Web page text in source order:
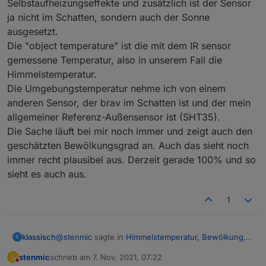
verschmiert. Schön ist wirklich anders
aber ich
mußte die Dose nach dem Anschließen auf der zu
gestanden nicht, daß das so lange hält. Eine schöne
Edelstahldurchführung liegt schon seit >2 Jahren
bereit. Aber so lange es funktioniert, bleibt es. Die
Vögel auf den Dach wird es nicht stören.
Etwas mehr zur Theorie der Himmelstemperatur und
der virtuellen Himmelstemperatur sowie die
Ableitung der Formel
Cloudage = 1 - (T_amb - T_sky)/20
zur Berechnung des Gesamtbedeckungsgrades
(Bewölkung) habe ich ebenfalls imHM-Forum
beschrieben.
Bitte beachten: Ich bin kein Meteorologe und habe
mir das einfach zusammengelesen, eine vereinfachte
und plausibilisiert. Wenn sich jemand damit besser
Selbstaufheizungseffekte und zusätzlich ist der Sensor
ja nicht im Schatten, sondern auch der Sonne
ausgesetzt.
Die "object temperature" ist die mit dem IR sensor
gemessene Temperatur, also in unserem Fall die
Himmelstemperatur.
Die Umgebungstemperatur nehme ich von einem
anderen Sensor, der brav im Schatten ist und der mein
allgemeiner Referenz-Außensensor ist (SHT35).
Die Sache läuft bei mir noch immer und zeigt auch den
geschätzten Bewölkungsgrad an. Auch das sieht noch
immer recht plausibel aus. Derzeit gerade 100% und so
sieht es auch aus.
1
K klassisch@stenmic sagte in Himmelstemperatur, Bewölkung,
S stenmicschrieb am 7. Nov. 2021, 07:22
zuletzt editiert von